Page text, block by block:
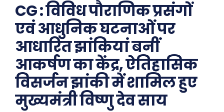
CG : विविध पौराणिक प्रसंगों
एवं आधुनिक घटनाओं पर
आधारित झांकियां बनीं
आकर्षण का केंद्र, ऐतिहासिक
विसर्जन झांकी में शामिल हुए
मुख्यमंत्री विष्णु देव साय